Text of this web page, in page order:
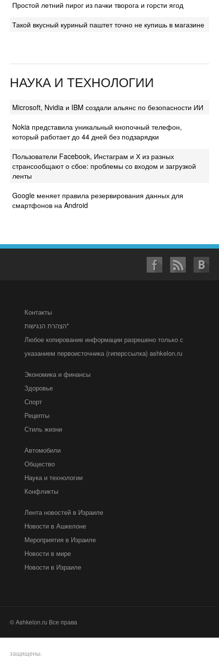
Простой летний пирог из пачки творога и горсти ягод
Такой вкусный куриный паштет точно не купишь в магазине
НАУКА И ТЕХНОЛОГИИ
Microsoft, Nvidia и IBM создали альянс по безопасности ИИ
Nokia представила уникальный кнопочный телефон,
который работает до 44 дней без подзарядки
Пользователи Facebook, Инстаграм и Х из разных
странсообщают о сбое: проблемы со входом и загрузкой
ленты
Google меняет правила резервирования данных для
смартфонов на Android
Контакты
הצהרת הנגישות*
Любое копирование информации разрешено только с
указанием первоисточника (гиперссылка) ashkelon.ru
Экономика и финансы
Здоровье
Спорт
Рецепты
Стиль жизни
Автомобили
Общество
Наука и технологии
Конфликты
Лента новостей в Израиле
Новости в Ашкелоне
Мероприятия в Израиле
Новости в мире
Новости в Израиле
© Ashkelon.ru Все права
защищены.